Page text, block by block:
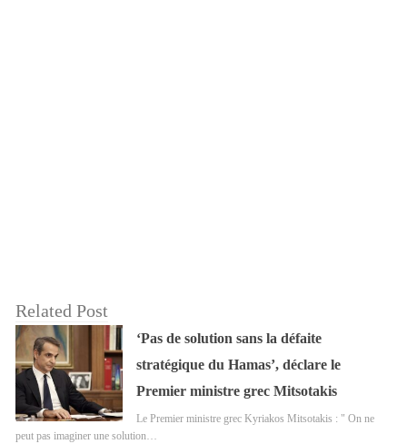
Related Post
‘Pas de solution sans la défaite
stratégique du Hamas’, déclare le
Premier ministre grec Mitsotakis
Le Premier ministre grec Kyriakos Mitsotakis : " On ne
peut pas imaginer une solution…